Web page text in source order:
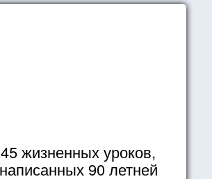
45 жизненных уроков,
написанных 90 летней